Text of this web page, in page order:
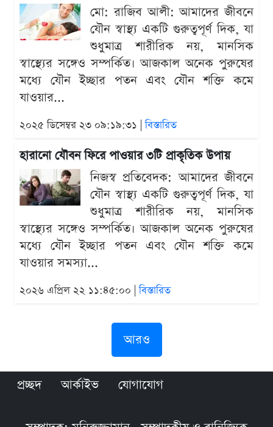
মো: রাজিব আলী: আমাদের জীবনে
যৌন স্বাস্থ্য একটি গুরুত্বপূর্ণ দিক, যা
শুধুমাত্র শারীরিক নয়, মানসিক
স্বাস্থ্যের সঙ্গেও সম্পর্কিত। আজকাল অনেক পুরুষের
মধ্যে যৌন ইচ্ছার পতন এবং যৌন শক্তি কমে
যাওয়ার...
২০২৫ ডিসেম্বর ২৩ ০৯:১৯:৩১ |বিস্তারিত
হারানো যৌবন ফিরে পাওয়ার ৩টি প্রাকৃতিক উপায়
নিজস্ব প্রতিবেদক: আমাদের জীবনে
যৌন স্বাস্থ্য একটি গুরুত্বপূর্ণ দিক, যা
শুধুমাত্র শারীরিক নয়, মানসিক
স্বাস্থ্যের সঙ্গেও সম্পর্কিত। আজকাল অনেক পুরুষের
মধ্যে যৌন ইচ্ছার পতন এবং যৌন শক্তি কমে
যাওয়ার সমস্যা...
২০২৬ এপ্রিল ২২ ১১:৪৫:০০ |বিস্তারিত
আরও
প্রচ্ছদ আর্কাইভ যোগাযোগ